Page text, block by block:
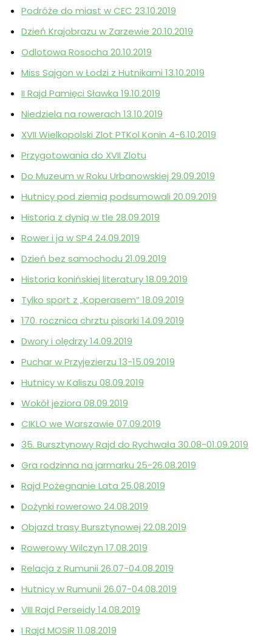
Podróże do miast w CEC 23.10.2019
Dzień Krajobrazu w Zarzewie 20.10.2019
Odlotowa Rosocha 20.10.2019
Miss Sajgon w Łodzi z Hutnikami 13.10.2019
II Rajd Pamięci Sławka 19.10.2019
Niedziela na rowerach 13.10.2019
XVII Wielkopolski Zlot PTKol Konin 4-6.10.2019
Przygotowania do XVII Zlotu
Do Muzeum w Roku Urbanowskiej 29.09.2019
Hutnicy pod ziemią podsumowali 20.09.2019
Historia z dynią w tle 28.09.2019
Rower i ja w SP4 24.09.2019
Dzień bez samochodu 21.09.2019
Historia konińskiej literatury 18.09.2019
Tylko sport z „Koperasem” 18.09.2019
170. rocznica chrztu pisarki 14.09.2019
Dwory i olędrzy 14.09.2019
Puchar w Przyjezierzu 13-15.09.2019
Hutnicy w Kaliszu 08.09.2019
Wokół jeziora 08.09.2019
CIKLO we Warszawie 07.09.2019
35. Bursztynowy Rajd do Rychwała 30.08-01.09.2019
Gra rodzinna na jarmarku 25-26.08.2019
Rajd Pożegnanie Lata 25.08.2019
Dożynki rowerowo 24.08.2019
Objazd trasy Bursztynowej 22.08.2019
Rowerowy Wilczyn 17.08.2019
Relacja z Rumunii 26.07-04.08.2019
Hutnicy w Rumunii 26.07-04.08.2019
VIII Rajd Perseidy 14.08.2019
I Rajd MOSiR 11.08.2019